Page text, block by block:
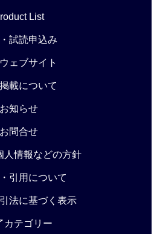
List
試読申込み
ェブサイト
載について
お知らせ
お問合せ
人情報などの方針
引用について
法に基づく表示
カテゴリー